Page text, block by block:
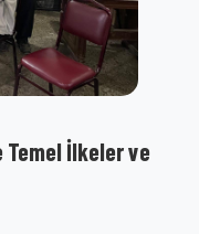
İlkeler ve